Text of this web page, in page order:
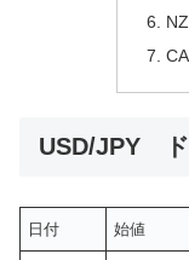
USD/JPY ド
日付 始値